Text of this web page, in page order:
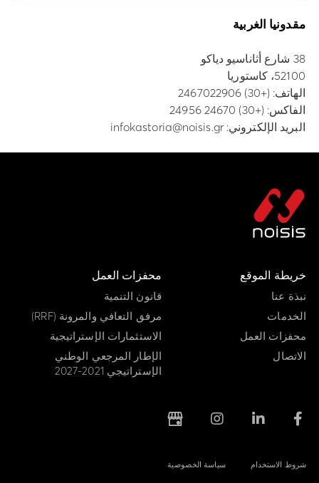
مقدونيا الغربية
38 شارع أثاناسيو دياكو
52100، كاستوريا
الهاتف: (+30) 2467022906
الفاكس: (+30) 24670 24956
البريد الإلكتروني:infokastoria@noisis.gr
خريطة الموقع
نبذة عنا
الخدمات
محفزات العمل
الاتصال
محفزات العمل
قانون التنمية
مرفق التعافي والمرونة (RRF)
الاستثمارات الإستراتيجية
الإطار المرجعي الوطني
الإستراتيجي 2021-2027
شروط الاستخدام سياسة الخصوصية